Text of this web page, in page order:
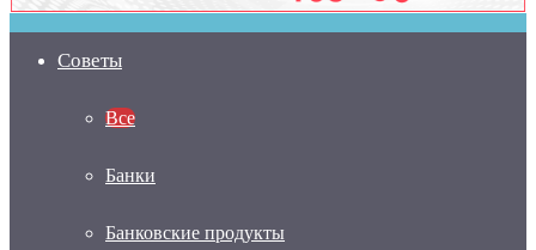
Советы
Все
Банки
Банковские продукты